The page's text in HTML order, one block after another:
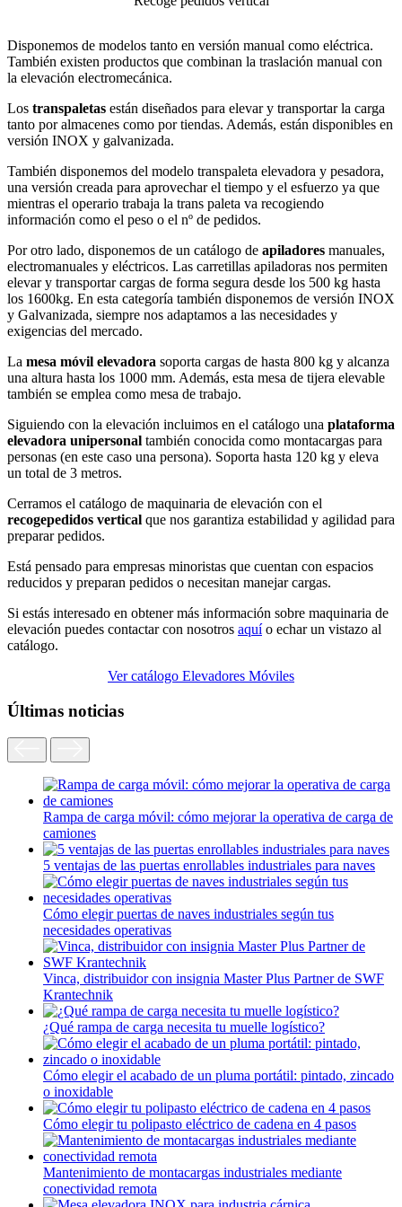
Disponemos de modelos tanto en versión manual como eléctrica.
También existen productos que combinan la traslación manual con
la elevación electromecánica.
Los transpaletas están diseñados para elevar y transportar la carga
tanto por almacenes como por tiendas. Además, están disponibles en
versión INOX y galvanizada.
También disponemos del modelo transpaleta elevadora y pesadora,
una versión creada para aprovechar el tiempo y el esfuerzo ya que
mientras el operario trabaja la trans paleta va recogiendo
información como el peso o el nº de pedidos.
Por otro lado, disponemos de un catálogo de apiladores manuales,
electromanuales y eléctricos. Las carretillas apiladoras nos permiten
elevar y transportar cargas de forma segura desde los 500 kg hasta
los 1600kg. En esta categoría también disponemos de versión INOX
y Galvanizada, siempre nos adaptamos a las necesidades y
exigencias del mercado.
La mesa móvil elevadora soporta cargas de hasta 800 kg y alcanza
una altura hasta los 1000 mm. Además, esta mesa de tijera elevable
también se emplea como mesa de trabajo.
Siguiendo con la elevación incluimos en el catálogo una plataforma
elevadora unipersonal también conocida como montacargas para
personas (en este caso una persona). Soporta hasta 120 kg y eleva
un total de 3 metros.
Cerramos el catálogo de maquinaria de elevación con el
recogepedidos vertical que nos garantiza estabilidad y agilidad para
preparar pedidos.
Está pensado para empresas minoristas que cuentan con espacios
reducidos y preparan pedidos o necesitan manejar cargas.
Si estás interesado en obtener más información sobre maquinaria de
elevación puedes contactar con nosotros aquío echar un vistazo al
catálogo.
Ver catálogo Elevadores Móviles
Últimas noticias
Rampa de carga móvil: cómo mejorar la operativa de carga de
camiones
5 ventajas de las puertas enrollables industriales para naves
Cómo elegir puertas de naves industriales según tus
necesidades operativas
Vinca, distribuidor con insignia Master Plus Partner de SWF
Krantechnik
¿Qué rampa de carga necesita tu muelle logístico?
Cómo elegir el acabado de un pluma portátil: pintado, zincado
o inoxidable
Cómo elegir tu polipasto eléctrico de cadena en 4 pasos
Mantenimiento de montacargas industriales mediante
conectividad remota